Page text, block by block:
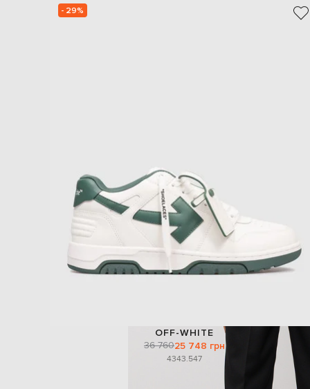
- 29%
OFF-WHITE
36 76025 748 грн
4343.547